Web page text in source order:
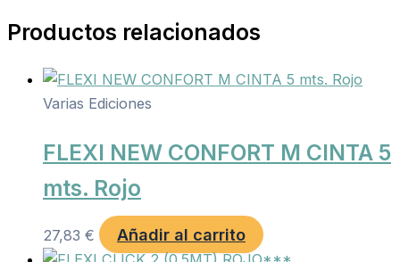
Productos relacionados
Varias Ediciones
FLEXI NEW CONFORT M CINTA 5
mts. Rojo
27,83 € Añadir al carrito